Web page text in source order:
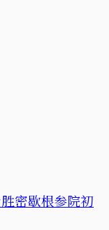
密歇根参院初